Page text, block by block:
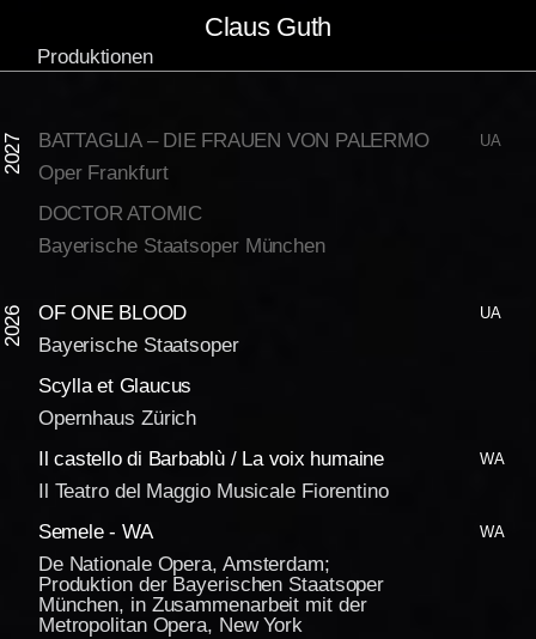
content
Claus Guth
Produktionen
2027 BATTAGLIA – DIE FRAUEN VON PALERMO UA
Oper Frankfurt
DOCTOR ATOMIC
Bayerische Staatsoper München
2026 OF ONE BLOOD UA
Bayerische Staatsoper
Scylla et Glaucus
Opernhaus Zürich
Il castello di Barbablù / La voix humaine
WA
Il Teatro del Maggio Musicale Fiorentino
Semele - WA
WA
De Nationale Opera, Amsterdam;
Produktion der Bayerischen Staatsoper
München, in Zusammenarbeit mit der
Metropolitan Opera, New York